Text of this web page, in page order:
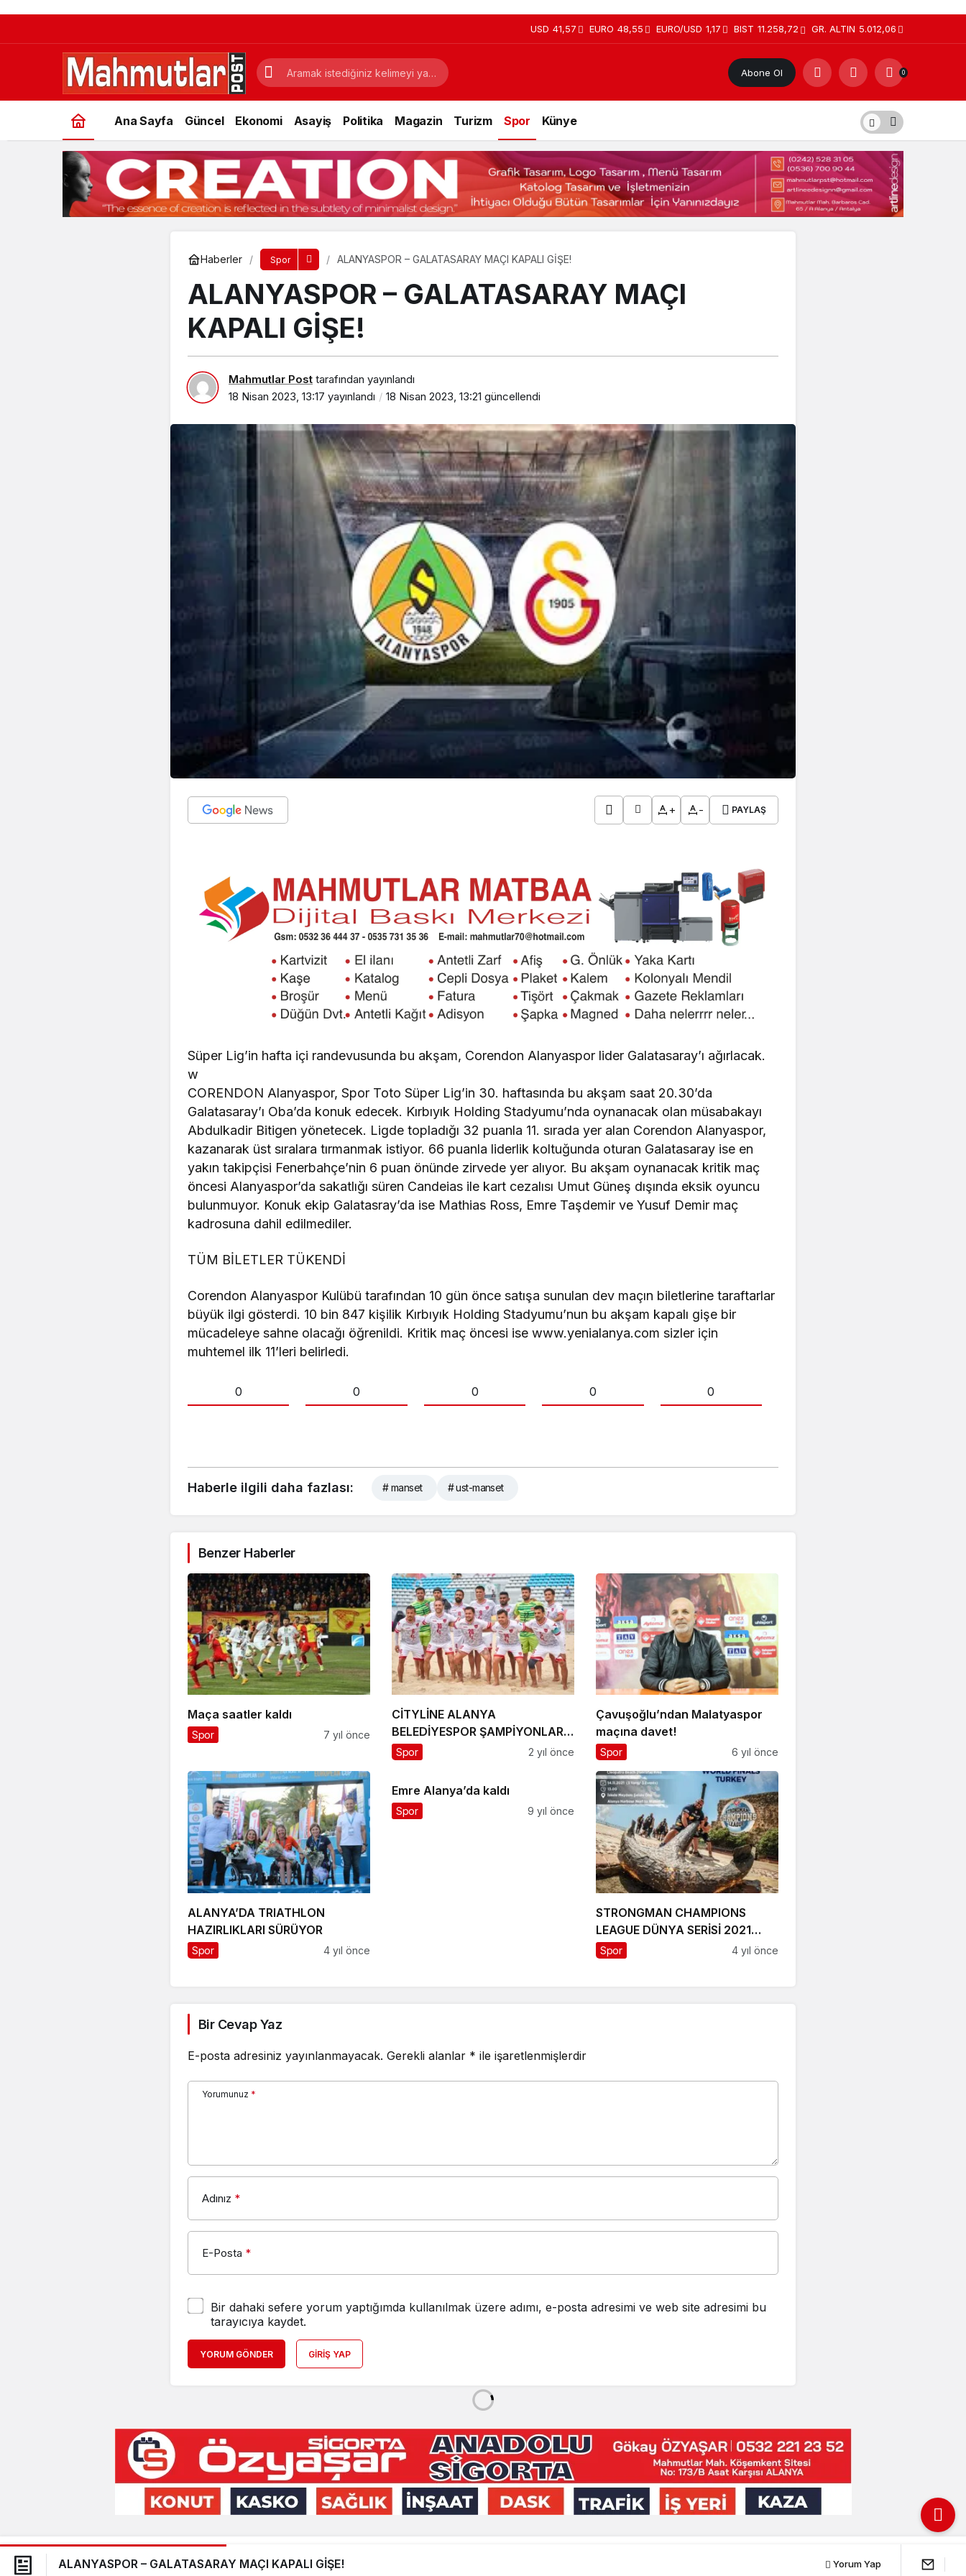
USD 41,57 EURO 48,55 EURO/USD 1,17 BIST 11.258,72 GR. ALTIN 5.012,06
Abone Ol 0
Ana Sayfa Güncel Ekonomi Asayiş Politika Magazin Turizm Spor Künye
Haberler Spor ALANYASPOR – GALATASARAY MAÇI KAPALI GİŞE!
ALANYASPOR – GALATASARAY MAÇI
KAPALI GİŞE!
Mahmutlar Post tarafından yayınlandı
18 Nisan 2023, 13:17 yayınlandı 18 Nisan 2023, 13:21 güncellendi
+ - PAYLAŞ
Süper Lig’in hafta içi randevusunda bu akşam, Corendon Alanyaspor lider Galatasaray’ı ağırlacak.
w
CORENDON Alanyaspor, Spor Toto Süper Lig’in 30. haftasında bu akşam saat 20.30’da
Galatasaray’ı Oba’da konuk edecek. Kırbıyık Holding Stadyumu’nda oynanacak olan müsabakayı
Abdulkadir Bitigen yönetecek. Ligde topladığı 32 puanla 11. sırada yer alan Corendon Alanyaspor,
kazanarak üst sıralara tırmanmak istiyor. 66 puanla liderlik koltuğunda oturan Galatasaray ise en
yakın takipçisi Fenerbahçe’nin 6 puan önünde zirvede yer alıyor. Bu akşam oynanacak kritik maç
öncesi Alanyaspor’da sakatlığı süren Candeias ile kart cezalısı Umut Güneş dışında eksik oyuncu
bulunmuyor. Konuk ekip Galatasray’da ise Mathias Ross, Emre Taşdemir ve Yusuf Demir maç
kadrosuna dahil edilmediler.
TÜM BİLETLER TÜKENDİ
Corendon Alanyaspor Kulübü tarafından 10 gün önce satışa sunulan dev maçın biletlerine taraftarlar
büyük ilgi gösterdi. 10 bin 847 kişilik Kırbıyık Holding Stadyumu’nun bu akşam kapalı gişe bir
mücadeleye sahne olacağı öğrenildi. Kritik maç öncesi ise www.yenialanya.com sizler için
muhtemel ilk 11’leri belirledi.
0 0 0 0 0
ALANYASPOR – GALATASARAY MAÇI KAPALI GİŞE! Yorum Yap
Haberle ilgili daha fazlası: # manset # ust-manset
Benzer Haberler
Maça saatler kaldı
Spor 7 yıl önce
CİTYLİNE ALANYA
BELEDİYESPOR ŞAMPİYONLAR
LİGİ’NDE
Spor 2 yıl önce
Çavuşoğlu’ndan Malatyaspor
maçına davet!
Spor 6 yıl önce
ALANYA’DA TRIATHLON
HAZIRLIKLARI SÜRÜYOR
Spor 4 yıl önce
Emre Alanya’da kaldı
Spor 9 yıl önce
STRONGMAN CHAMPIONS
LEAGUE DÜNYA SERİSİ 2021
DÜNYA FİNALLERİ ALANYA’DA
Spor 4 yıl önce
Bir Cevap Yaz
E-posta adresiniz yayınlanmayacak. Gerekli alanlar * ile işaretlenmişlerdir
Yorumunuz *
Adınız *
E-Posta *
Bir dahaki sefere yorum yaptığımda kullanılmak üzere adımı, e-posta adresimi ve web site adresimi bu
tarayıcıya kaydet.
YORUM GÖNDER GIRIŞ YAP
© Telif Hakkı 2025, Tüm Hakları Saklıdır.